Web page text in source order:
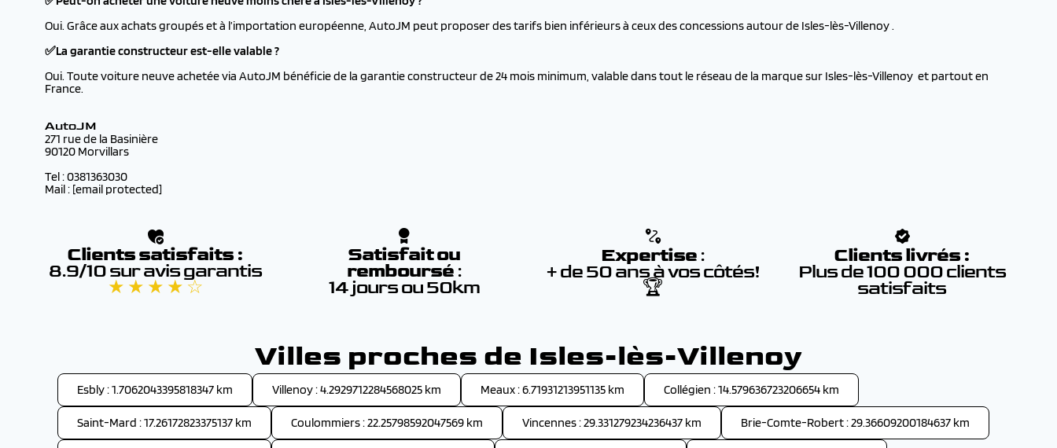
Oui. Grâce aux achats groupés et à l’importation européenne, AutoJM peut proposer des tarifs bien inférieurs à ceux des concessions autour de Isles-lès-Villenoy .
✅La garantie constructeur est-elle valable ?
Oui. Toute voiture neuve achetée via AutoJM bénéficie de la garantie constructeur de 24 mois minimum, valable dans tout le réseau de la marque sur Isles-lès-Villenoy et partout en
France.
AutoJM
271 rue de la Basinière
90120 Morvillars
Tel : 0381363030
Mail : [email protected]
Clients satisfaits :
8.9/10 sur avis garantis
★ ★ ★ ★ ☆
Satisfait ou
remboursé :
14 jours ou 50km
Expertise :
+ de 50 ans à vos côtés!
🏆
Clients livrés :
Plus de 100 000 clients
satisfaits
Villes proches de Isles-lès-Villenoy
Esbly : 1.7062043395818347 km Villenoy : 4.2929712284568025 km Meaux : 6.71931213951135 km Collégien : 14.579636723206654 km
Saint-Mard : 17.26172823375137 km Coulommiers : 22.25798592047569 km Vincennes : 29.331279234236437 km Brie-Comte-Robert : 29.36609200184637 km